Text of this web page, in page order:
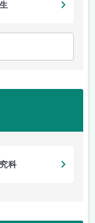
科